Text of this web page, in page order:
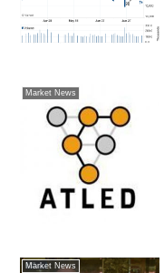
Market News
Market News